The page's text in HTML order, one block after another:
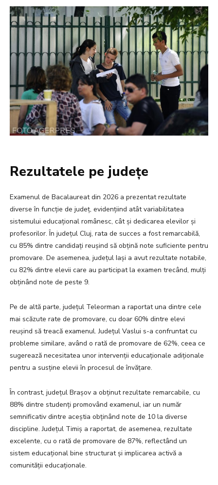
Rezultatele pe județe
Examenul de Bacalaureat din 2026 a prezentat rezultate
diverse în funcție de județ, evidențiind atât variabilitatea
sistemului educațional românesc, cât și dedicarea elevilor și
profesorilor. În județul Cluj, rata de succes a fost remarcabilă,
cu 85% dintre candidați reușind să obțină note suficiente pentru
promovare. De asemenea, județul Iași a avut rezultate notabile,
cu 82% dintre elevii care au participat la examen trecând, mulți
obținând note de peste 9.
Pe de altă parte, județul Teleorman a raportat una dintre cele
mai scăzute rate de promovare, cu doar 60% dintre elevi
reușind să treacă examenul. Județul Vaslui s-a confruntat cu
probleme similare, având o rată de promovare de 62%, ceea ce
sugerează necesitatea unor intervenții educaționale adiționale
pentru a susține elevii în procesul de învățare.
În contrast, județul Brașov a obținut rezultate remarcabile, cu
88% dintre studenți promovând examenul, iar un număr
semnificativ dintre aceștia obținând note de 10 la diverse
discipline. Județul Timiș a raportat, de asemenea, rezultate
excelente, cu o rată de promovare de 87%, reflectând un
sistem educațional bine structurat și implicarea activă a
comunității educaționale.